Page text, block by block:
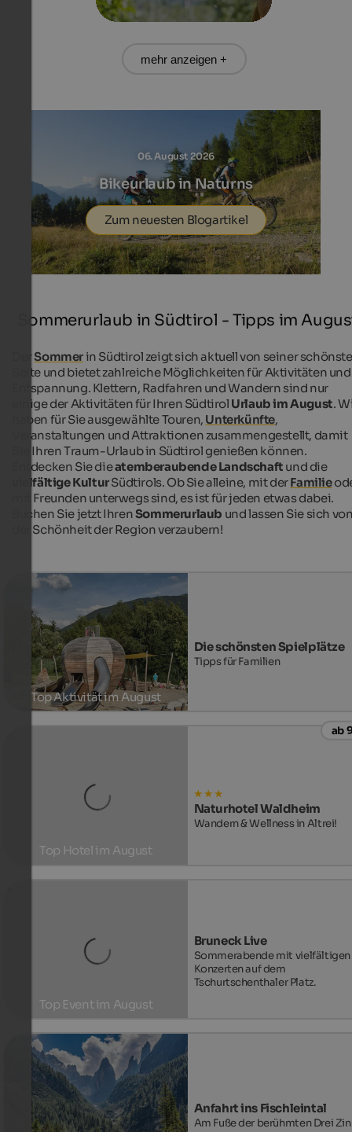
mehr anzeigen +
06. August 2026
Bikeurlaub in Naturns
Zum neuesten Blogartikel
Sommerurlaub in Südtirol - Tipps im
DerSommerin Südtirol zeigt sich aktuell von seiner
Seite und bietet zahlreiche Möglichkeiten für Aktivitäten und
Entspannung. Klettern, Radfahren und Wandern sind nur
einige der Aktivitäten für Ihren Südtirol Urlaub im August.
haben für Sie ausgewählte Touren, Unterkünfte,
Veranstaltungen und Attraktionen zusammengestellt, damit
Sie Ihren Traum-Urlaub in Südtirol genießen können.
Entdecken Sie dieatemberaubende Landschaft und die
vielfältige KulturSüdtirols. Ob Sie alleine, mit derFamilie
mit Freunden unterwegs sind, es ist für jeden etwas dabei.
Buchen Sie jetzt IhrenSommerurlaub und lassen Sie sich
der Schönheit der Region verzaubern!
Top Aktivität im August
Die schönsten Spielplätze
Tipps für Familien
Top Hotel im August
ab
Naturhotel Waldheim
Wandern & Wellness in Altrei!
Top Event im August
Bruneck Live
Sommerabende mit vielfältigen
Konzerten auf dem
Tschurtschenthaler Platz.
Anfahrt ins Fischleintal
Am Fuße der berühmten Drei